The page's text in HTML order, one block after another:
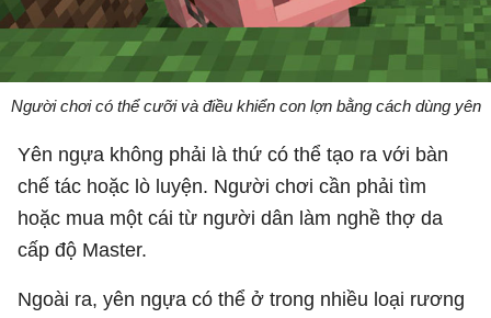
Người chơi có thể cưỡi và điều khiển con lợn bằng cách dùng yên
Yên ngựa không phải là thứ có thể tạo ra với bàn
chế tác hoặc lò luyện. Người chơi cần phải tìm
hoặc mua một cái từ người dân làm nghề thợ da
cấp độ Master.
Ngoài ra, yên ngựa có thể ở trong nhiều loại rương